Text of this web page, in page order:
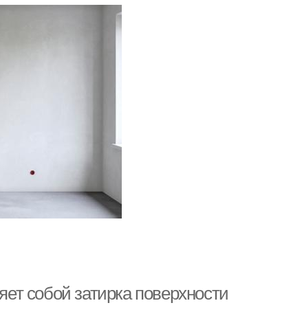
собой затирка поверхности